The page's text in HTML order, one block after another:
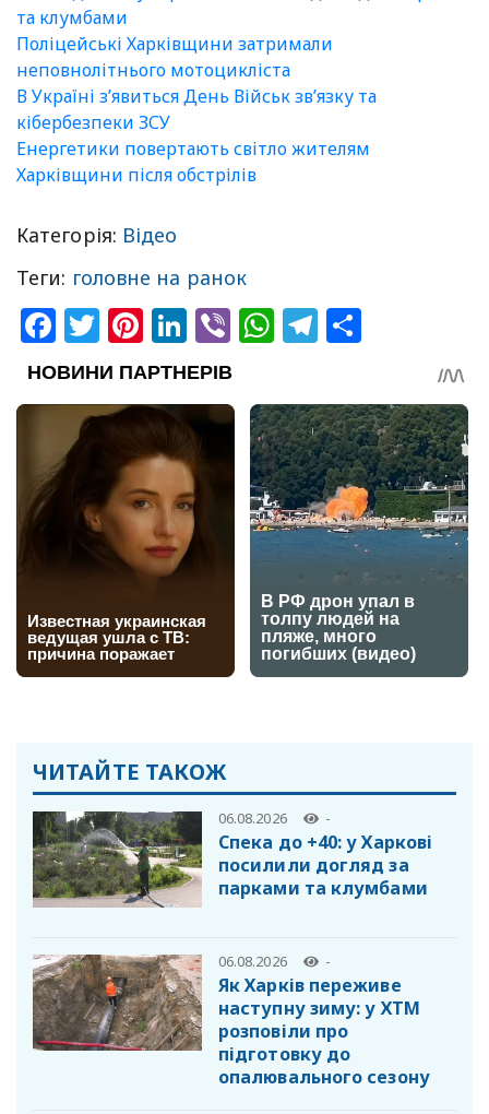
та клумбами
Поліцейські Харківщини затримали
неповнолітнього мотоцикліста
В Україні зʼявиться День Військ зв’язку та
кібербезпеки ЗСУ
Енергетики повертають світло жителям
Харківщини після обстрілів
Категорія: Відео
Теги: головне на ранок
Facebook
Twitter
Pinterest
LinkedIn
ViberWhatsApp
Telegram
ЧИТАЙТЕ ТАКОЖ
06.08.2026 -
Спека до +40: у Харкові
посилили догляд за
парками та клумбами
06.08.2026 -
Як Харків переживе
наступну зиму: у ХТМ
розповіли про
підготовку до
опалювального сезону